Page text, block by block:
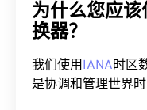
为什么您应
换器？
我们使用IANA时区
是协调和管理世界